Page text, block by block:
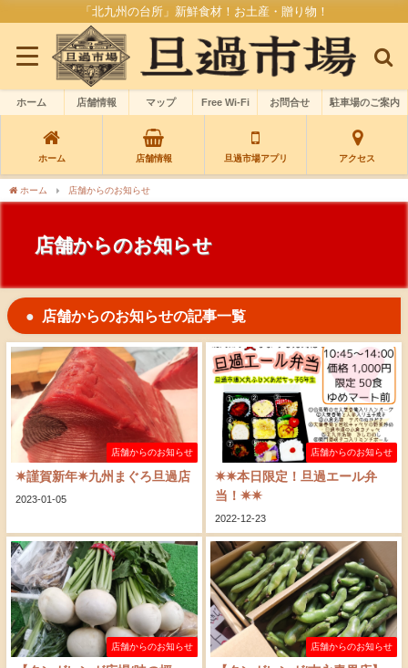
「北九州の台所」新鮮食材！お土産・贈り物！
ホーム 店舗情報 マップ Free Wi-Fi お問合せ 駐車場のご案内
ホーム 店舗情報 旦過市場アプリ アクセス
ホーム 店舗からのお知らせ
店舗からのお知らせ
店舗からのお知らせの記事一覧
店舗からのお知らせ
✷謹賀新年✷九州まぐろ旦過店
2023-01-05
店舗からのお知らせ
✷✷本日限定！旦過エール弁
当！✷✷
2022-12-23
店舗からのお知らせ 店舗からのお知らせ